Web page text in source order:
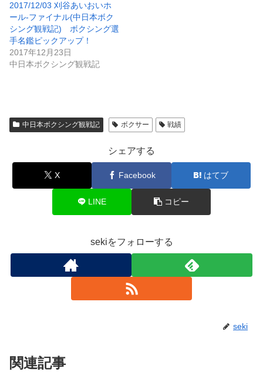
2017/12/03 刈谷あいおいホ
ール-ファイナル(中日本ボク
シング観戦記) ボクシング選
手名鑑ピックアップ！
2017年12月23日
中日本ボクシング観戦記
中日本ボクシング観戦記 ボクサー 戦績
シェアする
X Facebook はてブ
LINE コピー
sekiをフォローする
seki
関連記事